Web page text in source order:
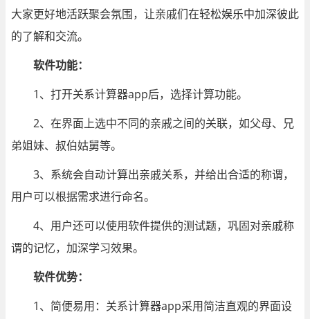
大家更好地活跃聚会氛围，让亲戚们在轻松娱乐中加深彼此
的了解和交流。
软件功能：
1、打开关系计算器app后，选择计算功能。
2、在界面上选中不同的亲戚之间的关联，如父母、兄
弟姐妹、叔伯姑舅等。
3、系统会自动计算出亲戚关系，并给出合适的称谓，
用户可以根据需求进行命名。
4、用户还可以使用软件提供的测试题，巩固对亲戚称
谓的记忆，加深学习效果。
软件优势：
1、简便易用：关系计算器app采用简洁直观的界面设